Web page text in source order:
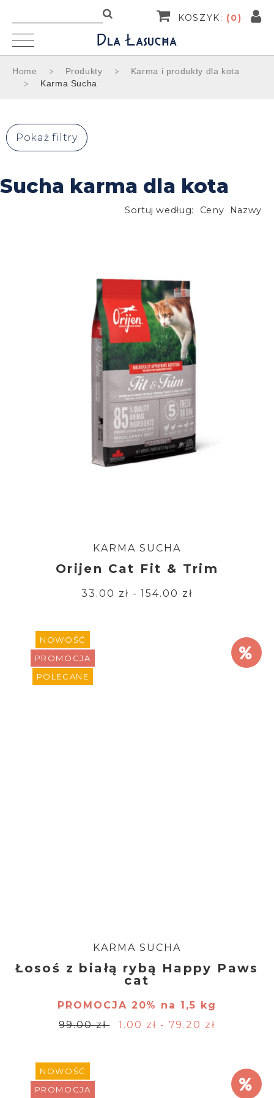
KOSZYK: (0)
Home Produkty
Karma i produkty dla kota
Karma Sucha
Pokaż filtry
Sucha karma dla kota
Sortuj według: Ceny Nazwy
KARMA SUCHA
Orijen Cat Fit & Trim
33.00 zł - 154.00 zł
NOWOŚĆ
PROMOCJA
POLECANE
KARMA SUCHA
Łosoś z białą rybą Happy Paws
cat
PROMOCJA 20% na 1,5 kg
99.00 zł
1.00 zł - 79.20 zł
NOWOŚĆ
PROMOCJA